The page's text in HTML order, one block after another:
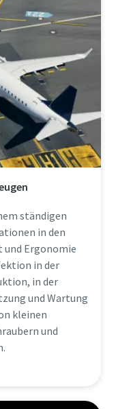
ständigen
in den
Ergonomie
in der
in der
und Wartung
kleinen
und